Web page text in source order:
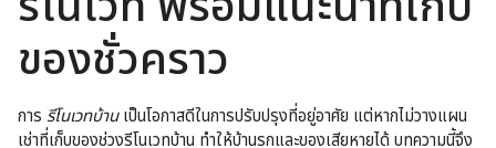
ของชั่วคราว
การ รีโนเวทบ้านเป็นโอกาสดีในการปรับปรุงที่อยู่อาศัย แต่หากไม่วางแผน
เช่าที่เก็บของช่วงรีโนเวทบ้าน ทำให้บ้านรกและของเสียหายได้ บทความนี้จึง